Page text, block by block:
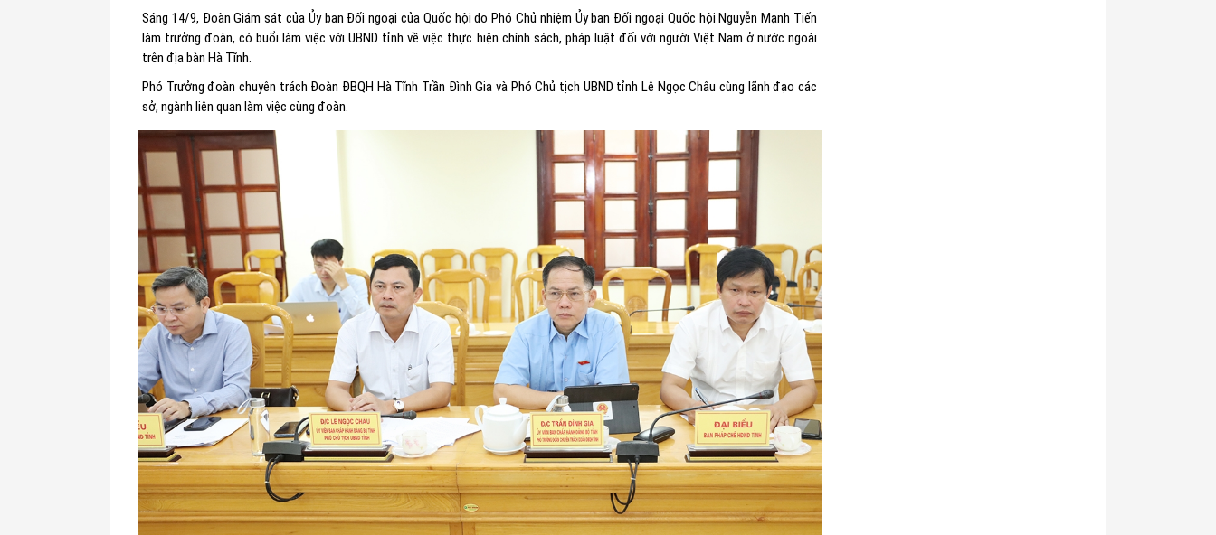
Sáng 14/9, Đoàn Giám sát của Ủy ban Đối ngoại của Quốc hội do Phó Chủ nhiệm Ủy ban Đối ngoại Quốc hội Nguyễn Mạnh Tiến
làm trưởng đoàn, có buổi làm việc với UBND tỉnh về việc thực hiện chính sách, pháp luật đối với người Việt Nam ở nước ngoài
trên địa bàn Hà Tĩnh.
Phó Trưởng đoàn chuyên trách Đoàn ĐBQH Hà Tĩnh Trần Đình Gia và Phó Chủ tịch UBND tỉnh Lê Ngọc Châu cùng lãnh đạo các
sở, ngành liên quan làm việc cùng đoàn.